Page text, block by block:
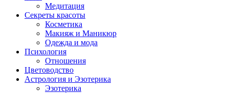
Медитация
Секреты красоты
Косметика
Макияж и Маникюр
Одежда и мода
Психология
Отношения
Цветоводство
Астрология и Эзотерика
Эзотерика